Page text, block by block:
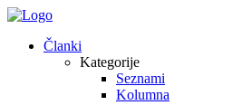
Skip
contentČlanki
Kategorije
Seznami
Kolumna